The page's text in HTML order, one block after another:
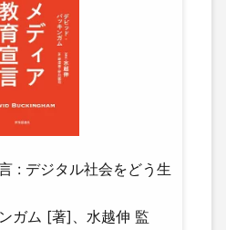
: デジタル社会をどう生
ガム [著]、水越伸 監